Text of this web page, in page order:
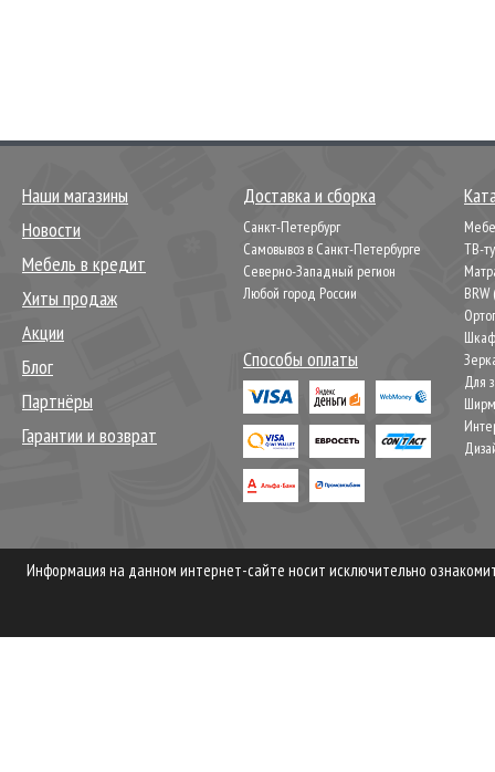
Наши магазины
Новости
Мебель в кредит
Хиты продаж
Акции
Блог
Партнёры
Гарантии и возврат
Доставка и сборка
Санкт-Петербург
Самовывоз в Санкт-Петербурге
Северно-Западный регион
Любой город России
Способы оплаты
ТВ-
Для
Информация на данном интернет-сайте носит исключительно